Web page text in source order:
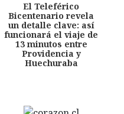
El Teleférico
Bicentenario revela
un detalle clave: así
funcionará el viaje de
13 minutos entre
Providencia y
Huechuraba